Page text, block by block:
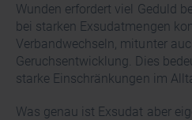
Wunden erfordert viel Geduld
bei starken Exsudatmengen
Verbandwechseln, mitunter
Geruchsentwicklung. Dies
starke Einschränkungen im
Was genau ist Exsudat aber